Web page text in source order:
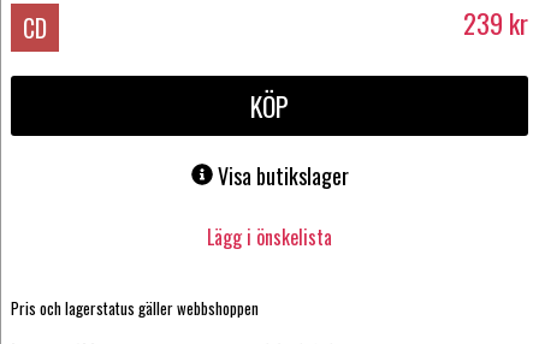
CD 239 kr
KÖP
Visa butikslager
Lägg i önskelista
Pris och lagerstatus gäller webbshoppen